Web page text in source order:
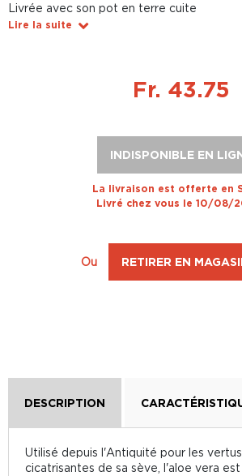
Livrée avec son pot en terre cuite
Lire la suite
Fr. 43.75
INDISPONIBLE EN
La livraison est offerte en
Livré chez vous le 10/08/
Ou RETIRER EN
DESCRIPTION
Utilisé depuis l'Antiquité pour les
cicatrisantes de sa sève, l'aloe vera